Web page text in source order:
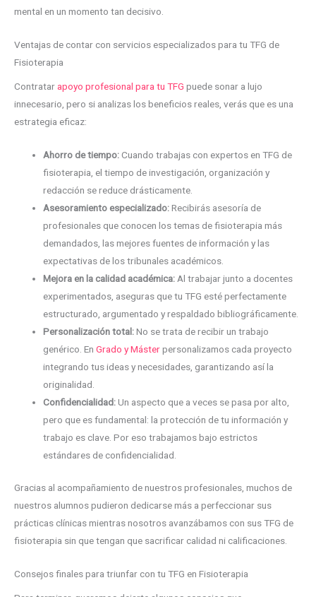
mental en un momento tan decisivo.
Ventajas de contar con servicios especializados para tu TFG de
Fisioterapia
Contratarapoyo profesional para tu TFG puede sonar a lujo
innecesario, pero si analizas los beneficios reales, verás que es una
estrategia eficaz:
Ahorro de tiempo:Cuando trabajas con expertos en TFG de
fisioterapia, el tiempo de investigación, organización y
redacción se reduce drásticamente.
Asesoramiento especializado:Recibirás asesoría de
profesionales que conocen los temas de fisioterapia más
demandados, las mejores fuentes de información y las
expectativas de los tribunales académicos.
Mejora en la calidad académica:Al trabajar junto a docentes
experimentados, aseguras que tu TFG esté perfectamente
estructurado, argumentado y respaldado bibliográficamente.
Personalización total:No se trata de recibir un trabajo
genérico. EnGrado y Másterpersonalizamos cada proyecto
integrando tus ideas y necesidades, garantizando así la
originalidad.
Confidencialidad:Un aspecto que a veces se pasa por alto,
pero que es fundamental: la protección de tu información y
trabajo es clave. Por eso trabajamos bajo estrictos
estándares de confidencialidad.
Gracias al acompañamiento de nuestros profesionales, muchos de
nuestros alumnos pudieron dedicarse más a perfeccionar sus
prácticas clínicas mientras nosotros avanzábamos con sus TFG de
fisioterapia sin que tengan que sacrificar calidad ni calificaciones.
Consejos finales para triunfar con tu TFG en Fisioterapia